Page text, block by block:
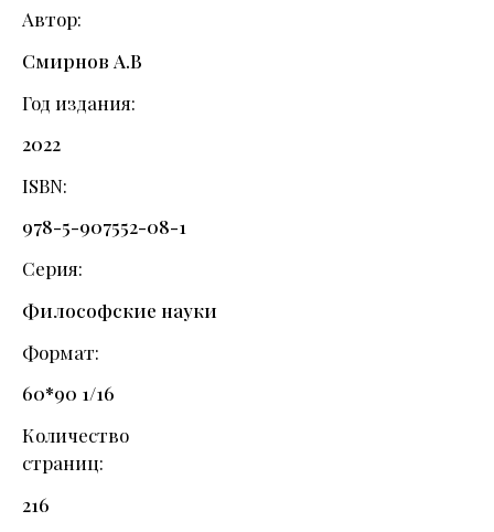
Автор
Смирнов А.В
Год издания
2022
ISBN
978-5-907552-08-1
Серия
Философские науки
Формат
60*90 1/16
Количество
страниц
216